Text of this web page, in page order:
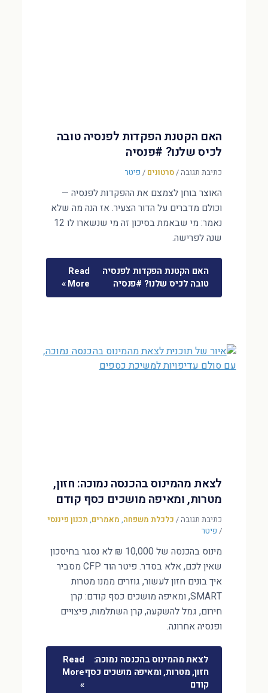
האם הקטנת הפקדות לפנסיה טובה
לכיס שלנו? #פנסיה
כתיבת תגובה/סרטונים / פיטר
האוצר בוחן לצמצם את ההפקדות לפנסיה —
וכולם מדברים על הדור הצעיר. אז הנה מה שלא
נאמר: מי שבאמת בסיכון זה מי שנשארו לו 12
שנה לפרישה.
האם הקטנת הפקדות לפנסיה
טובה לכיס שלנו? #פנסיה
Read
More »
לצאת מהמינוס בהכנסה נמוכה: חזון,
מטרות, ומאיפה מושכים כסף קודם
כתיבת תגובה/ כלכלת משפחה, מאמרים, תכנון פיננסי
/ פיטר
מינוס בהכנסה של 10,000 ₪ לא נסגר בחיסכון
שאין לכם, אלא בסדר. פיטר הוד CFP מסביר
איך בונים חזון לעשור, גוזרים ממנו מטרות
SMART, ומאיפה מושכים כסף קודם: קרן
חירום, גמל להשקעה, קרן השתלמות, פיצויים
ופנסיה אחרונה.
לצאת מהמינוס בהכנסה נמוכה:
חזון, מטרות, ומאיפה מושכים כסף
קודם
Read
More
»